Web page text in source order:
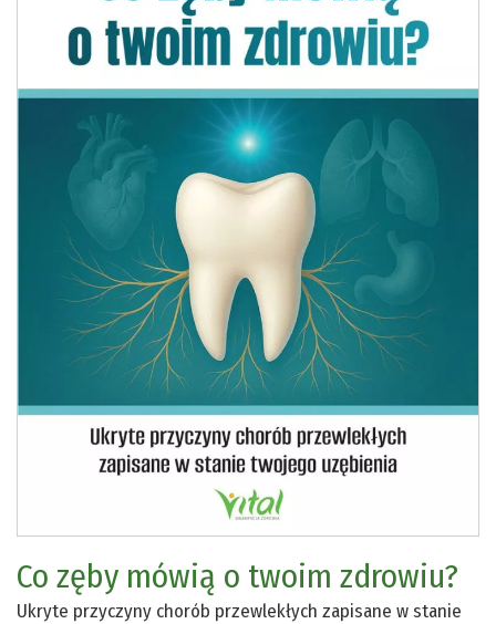
Co zęby mówią o twoim zdrowiu?
Ukryte przyczyny chorób przewlekłych zapisane w stanie